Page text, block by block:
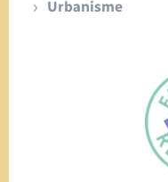
Urbanisme